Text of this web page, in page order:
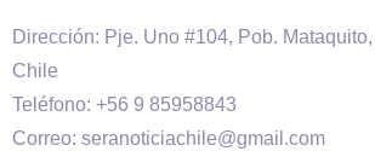
Dirección: Pje. Uno #104, Pob.
Chile
Teléfono: +56 9 85958843
Correo: seranoticiachile@gmail.com